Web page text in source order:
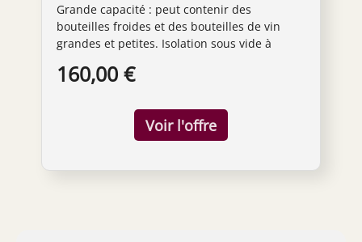
Grande capacité : peut contenir des
bouteilles froides et des bouteilles de vin
grandes et petites. Isolation sous vide à
et les boissons froides. Poignée rotative : la
lors du transport de boissons. Anneau
antidérapant pour pieds d'ours : aide à éviter
les claquements indésirables, les glissements
160,00 €